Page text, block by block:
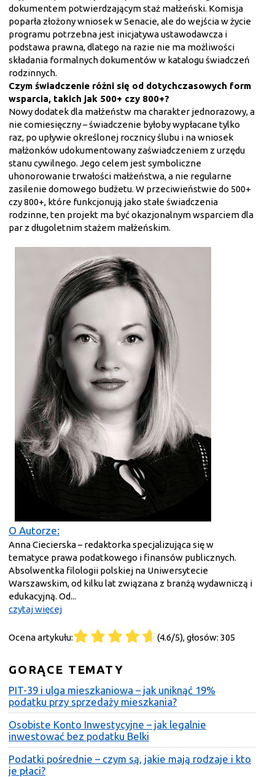
dokumentem potwierdzającym staż małżeński. Komisja
poparła złożony wniosek w Senacie, ale do wejścia w życie
programu potrzebna jest inicjatywa ustawodawcza i
podstawa prawna, dlatego na razie nie ma możliwości
składania formalnych dokumentów w katalogu świadczeń
rodzinnych.
Czym świadczenie różni się od dotychczasowych form
wsparcia, takich jak 500+ czy 800+?
Nowy dodatek dla małżeństw ma charakter jednorazowy, a
nie comiesięczny – świadczenie byłoby wypłacane tylko
raz, po upływie określonej rocznicy ślubu i na wniosek
małżonków udokumentowany zaświadczeniem z urzędu
stanu cywilnego. Jego celem jest symboliczne
uhonorowanie trwałości małżeństwa, a nie regularne
zasilenie domowego budżetu. W przeciwieństwie do 500+
czy 800+, które funkcjonują jako stałe świadczenia
rodzinne, ten projekt ma być okazjonalnym wsparciem dla
par z długoletnim stażem małżeńskim.
O Autorze:
Anna Ciecierska – redaktorka specjalizująca się w
tematyce prawa podatkowego i finansów publicznych.
Absolwentka filologii polskiej na Uniwersytecie
Warszawskim, od kilku lat związana z branżą wydawniczą i
edukacyjną. Od...
czytaj więcej
Ocena artykułu: (4.6/5), głosów: 305
GORĄCE TEMATY
PIT-39 i ulga mieszkaniowa – jak uniknąć 19%
podatku przy sprzedaży mieszkania?
Osobiste Konto Inwestycyjne – jak legalnie
inwestować bez podatku Belki
Podatki pośrednie – czym są, jakie mają rodzaje i kto
je płaci?